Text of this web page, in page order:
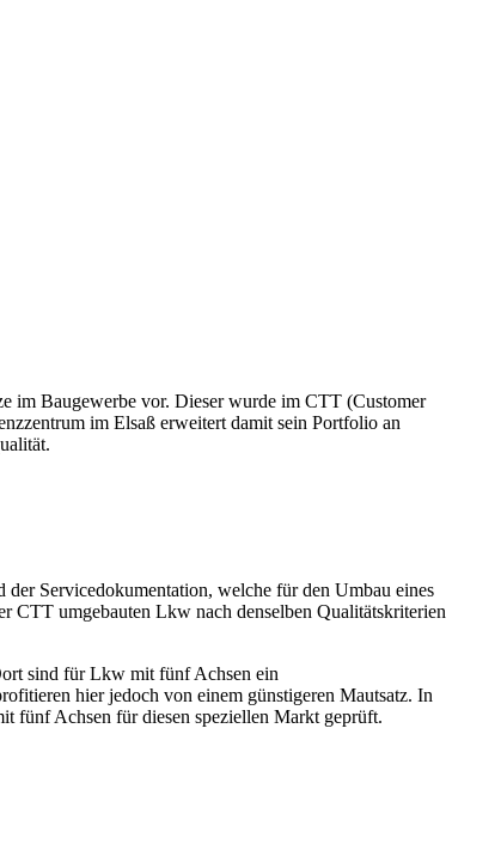
im Baugewerbe vor. Dieser wurde im CTT (Customer
im Elsaß erweitert damit sein Portfolio an
Servicedokumentation, welche für den Umbau eines
CTT umgebauten Lkw nach denselben Qualitätskriterien
sind für Lkw mit fünf Achsen ein
hier jedoch von einem günstigeren Mautsatz. In
fünf Achsen für diesen speziellen Markt geprüft.